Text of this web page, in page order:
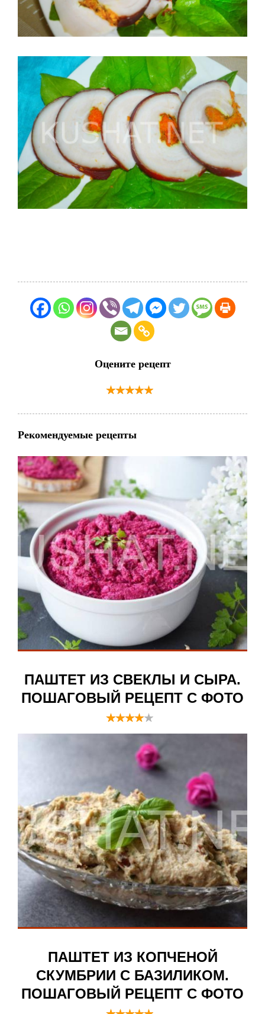
Оцените рецепт
Рекомендуемые рецепты
ПАШТЕТ ИЗ СВЕКЛЫ И СЫРА.
ПОШАГОВЫЙ РЕЦЕПТ С ФОТО
ПАШТЕТ ИЗ КОПЧЕНОЙ
СКУМБРИИ С БАЗИЛИКОМ.
ПОШАГОВЫЙ РЕЦЕПТ С ФОТО